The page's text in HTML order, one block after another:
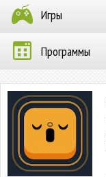
Игры
Программы